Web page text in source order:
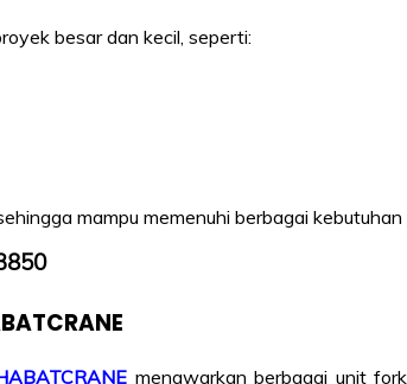
besar dan kecil, seperti:
mampu memenuhi berbagai kebutuhan
menawarkan berbagai unit